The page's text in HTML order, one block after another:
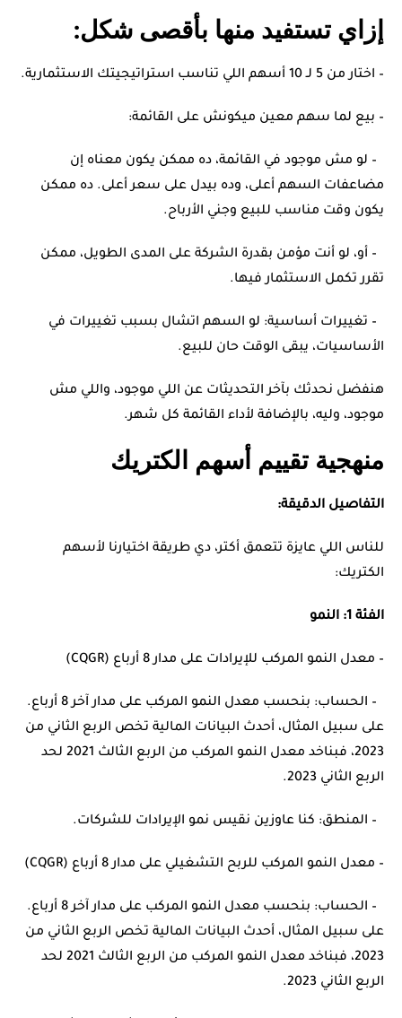
إزاي تستفيد منها بأقصى شكل:
– اختار من 5 لـ 10 أسهم اللي تناسب استراتيجيتك الاستثمارية.
– بيع لما سهم معين ميكونش على القائمة:
– لو مش موجود في القائمة، ده ممكن يكون معناه إن
مضاعفات السهم أعلى، وده بيدل على سعر أعلى. ده ممكن
يكون وقت مناسب للبيع وجني الأرباح.
– أو، لو أنت مؤمن بقدرة الشركة على المدى الطويل، ممكن
تقرر تكمل الاستثمار فيها.
– تغييرات أساسية: لو السهم اتشال بسبب تغييرات في
الأساسيات، يبقى الوقت حان للبيع.
هنفضل نحدثك بآخر التحديثات عن اللي موجود، واللي مش
موجود، وليه، بالإضافة لأداء القائمة كل شهر.
منهجية تقييم أسهم الكتريك
التفاصيل الدقيقة:
للناس اللي عايزة تتعمق أكتر، دي طريقة اختيارنا لأسهم
الكتريك:
الفئة 1: النمو
– معدل النمو المركب للإيرادات على مدار 8 أرباع (CQGR)
– الحساب: بنحسب معدل النمو المركب على مدار آخر 8 أرباع.
على سبيل المثال، أحدث البيانات المالية تخص الربع الثاني من
2023، فبناخد معدل النمو المركب من الربع الثالث 2021 لحد
الربع الثاني 2023.
– المنطق: كنا عاوزين نقيس نمو الإيرادات للشركات.
– معدل النمو المركب للربح التشغيلي على مدار 8 أرباع (CQGR)
– الحساب: بنحسب معدل النمو المركب على مدار آخر 8 أرباع.
على سبيل المثال، أحدث البيانات المالية تخص الربع الثاني من
2023، فبناخد معدل النمو المركب من الربع الثالث 2021 لحد
الربع الثاني 2023.